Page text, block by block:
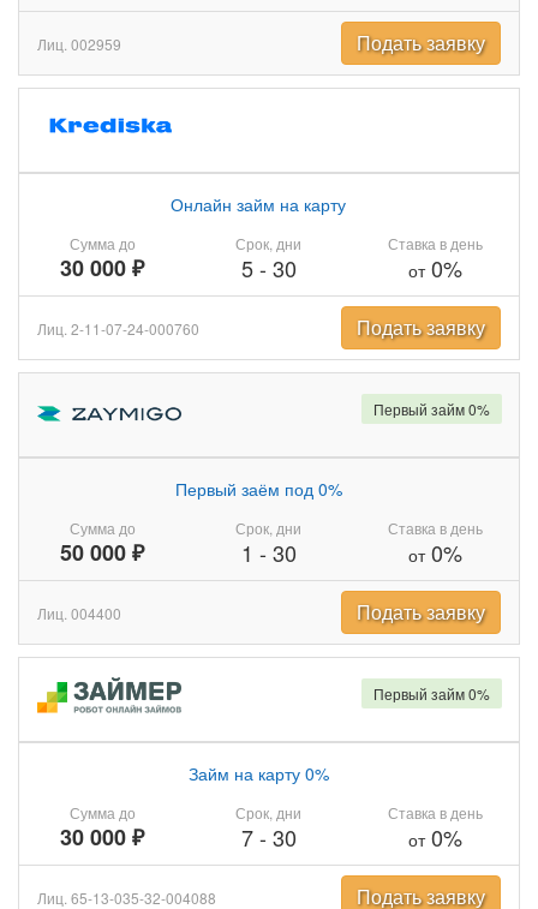
Лиц. 002959 Подать заявку
Сумма до
30 000 ₽
Онлайн займ на карту
Срок, дни
5- 30
Ставка в день
от0%
Лиц. 2-11-07-24-000760 Подать заявку
Сумма до
50 000 ₽
Первый заём под 0%
Срок, дни
1 - 30
Ставка в день
от0%
Первый займ 0%
Лиц. 004400 Подать заявку
Сумма до
30 000 ₽
Займ на карту 0%
Срок, дни
7- 30
Ставка в день
от0%
Первый займ 0%
Лиц. 65-13-035-32-004088 Подать заявку